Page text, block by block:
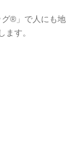
®︎」で人にも地
す。